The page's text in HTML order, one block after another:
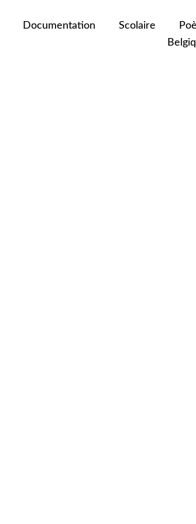
Documentation Scolaire